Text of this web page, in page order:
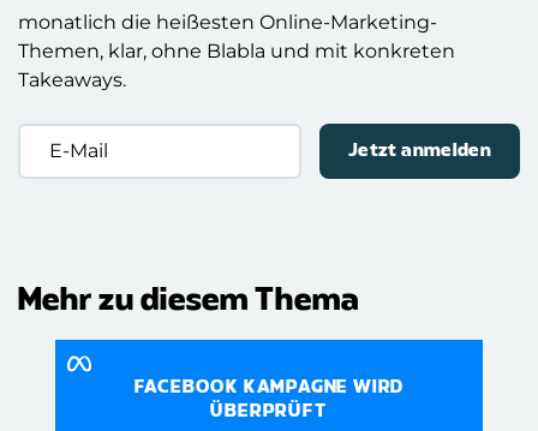
monatlich die heißesten Online-Marketing-
Themen, klar, ohne Blabla und mit konkreten
Takeaways.
E-
Mail
Mehr zu diesem Thema
FACEBOOK KAMPAGNE WIRD
ÜBERPRÜFT